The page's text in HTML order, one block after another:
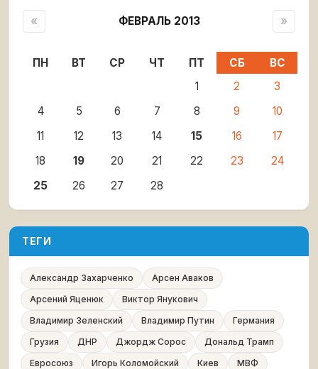
« ФЕВРАЛЬ 2013 »
ПН ВТ СР ЧТ ПТ СБ
ВС
1
2
3
4
5 6 7 8 9
10
11
12 13 14 15 16
17
18
19 20 21 22 23
24
25
26 27 28
ТЕГИ
Александр Захарченко
Арсен Аваков
Арсений Яценюк
Виктор Янукович
Владимир Зеленский
Владимир Путин
Германия
Грузия
ДНР Джордж Сорос
Дональд Трамп
Евросоюз
Игорь Коломойский Киев
МВФ